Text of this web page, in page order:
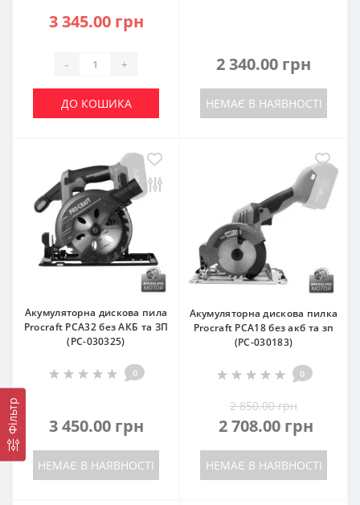
Фільтр
3 345.00 грн
- +
ДО КОШИКА
2 340.00 грн
НЕМАЄ В НАЯВНОСТІ
Акумуляторна дискова пила
Procraft PCA32 без АКБ та ЗП
(PC-030325)
0
3 450.00 грн
НЕМАЄ В НАЯВНОСТІ
Акумуляторна дискова пилка
Procraft PCA18 без акб та зп
(PC-030183)
0
2 850.00 грн
2 708.00 грн
НЕМАЄ В НАЯВНОСТІ